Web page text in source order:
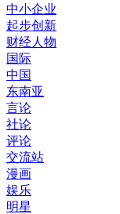
中小企业
起步创新
财经人物
国际
中国
东南亚
言论
社论
评论
交流站
漫画
娱乐
明星